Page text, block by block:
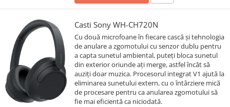
Casti Sony WH-CH720N
Cu două microfoane în fiecare cască și tehnologia
de anulare a zgomotului cu senzor dublu pentru
a capta sunetul ambiental, puteți bloca sunetul
din exterior oriunde ați merge, astfel încât să
auziți doar muzica. Procesorul integrat V1 ajută la
eliminarea sunetului extern, cu o întârziere mică
de procesare pentru ca anularea zgomotului să
fie mai eficientă ca niciodată.